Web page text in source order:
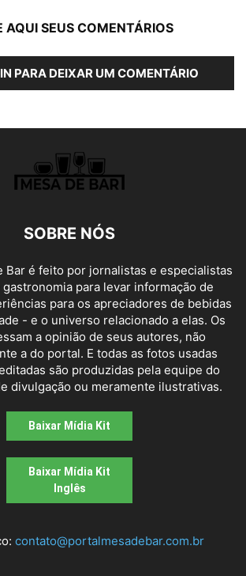
AQUI SEUS COMENTÁRIOS
PARA DEIXAR UM COMENTÁRIO
SOBRE NÓS
Bar é feito por jornalistas e especialistas
para levar informação de
para os apreciadores de bebidas
- e o universo relacionado a elas. Os
a opinião de seus autores, não
a do portal. E todas as fotos usadas
são produzidas pela equipe do
divulgação ou meramente ilustrativas.
Baixar Mídia Kit
Baixar Mídia Kit
Inglês
contato@portalmesadebar.com.br